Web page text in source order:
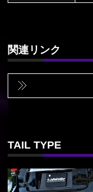
関連リンク
TAIL TYPE